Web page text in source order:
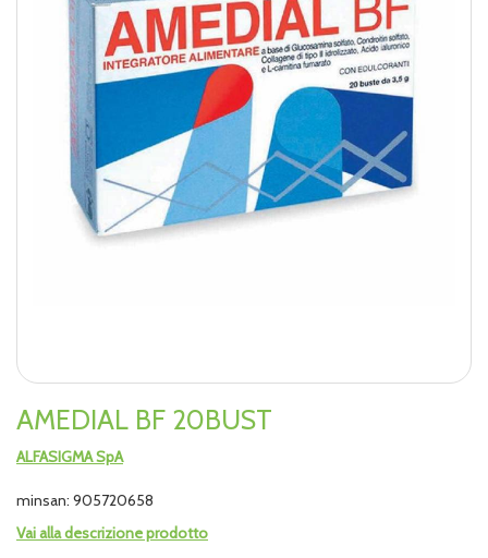
AMEDIAL BF 20BUST
ALFASIGMA SpA
minsan: 905720658
Vai alla descrizione prodotto